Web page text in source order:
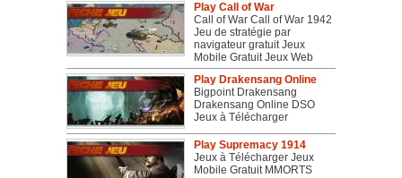
Play Call of War
Call of War Call of War 1942
Jeu de stratégie par
navigateur gratuit Jeux
Mobile Gratuit Jeux Web
Play Drakensang Online
Bigpoint Drakensang
Drakensang Online DSO
Jeux à Télécharger
Play Supremacy 1914
Jeux à Télécharger Jeux
Mobile Gratuit MMORTS